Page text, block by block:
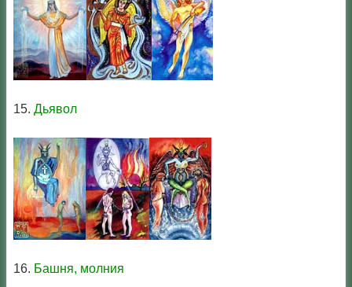
15. Дьявол
16. Башня, молния